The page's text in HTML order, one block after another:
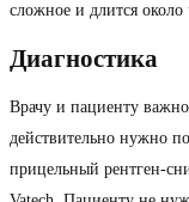
сложное и длится около
Диагностика
Врачу и пациенту
действительно нужно
прицельный рентген-